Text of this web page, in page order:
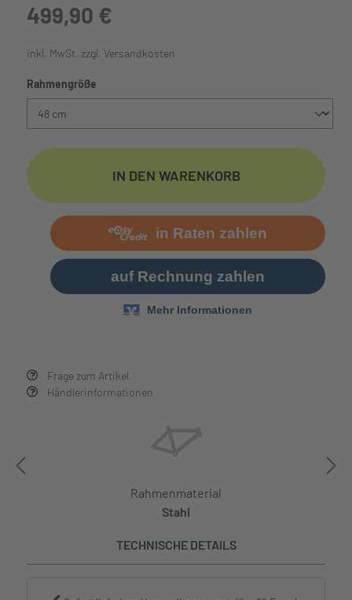
499,90 €
inkl. MwSt. zzgl. Versandkosten
Frage zum Artikel
Händlerinformationen
Rahmengröße
IN DEN WARENKORB
Rahmenmaterial
Stahl
TECHNISCHE DETAILS